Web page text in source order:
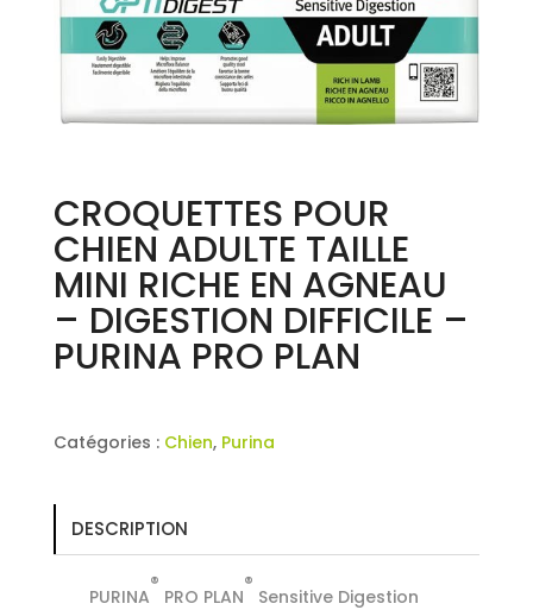
CROQUETTES POUR
CHIEN ADULTE TAILLE
MINI RICHE EN AGNEAU
– DIGESTION DIFFICILE –
PURINA PRO PLAN
Catégories : Chien, Purina
DESCRIPTION
PURINA
®
PRO PLAN
®
Sensitive Digestion